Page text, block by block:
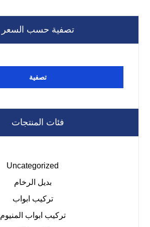
تصفية حسب السعر
تصفية
فئات المنتجات
Uncategorized
بديل الرخام
تركيب ابواب
تركيب ابواب المنيوم